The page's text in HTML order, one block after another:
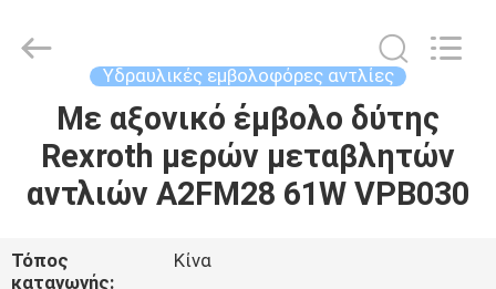
ΣΠΊΤΙ
ΠΡΟΪΌΝΤΑ
ΠΕΡΊΠΟΥ
Power
Co.,Ltd.
Υδραυλικές εμβολοφόρες αντλίες
Με αξονικό έμβολο δύτης
Rexroth μερών μεταβλητών
αντλιών A2FM28 61W VPB030
Τόπος
καταγωγής:
Κίνα